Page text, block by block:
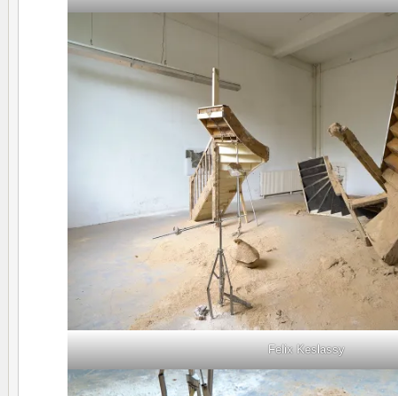
Felix Keslassy